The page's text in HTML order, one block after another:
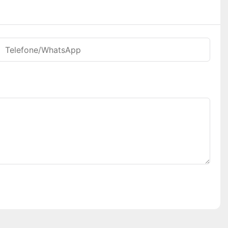
Telefone/WhatsApp